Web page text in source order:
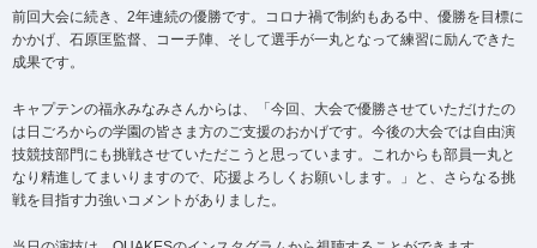
前回大会に続き、2年連続の優勝です。コロナ禍で制約もある中、優勝を目標に
かかげ、石原匡監督、コーチ陣、そして選手が一丸となって練習に励んできた
成果です。
キャプテンの福永みなみさんからは、「今回、大会で優勝させていただけたの
は日ごろからの学園の皆さま方のご支援のおかげです。今後の大会では自由演
技競技部門にも挑戦させていただこうと思っています。これからも部員一丸と
なり精進してまいりますので、応援よろしくお願いします。」と、さらなる挑
戦を目指す力強いコメントがありました。